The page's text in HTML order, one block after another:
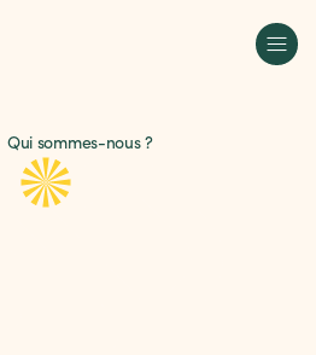
Qui sommes-nous ?